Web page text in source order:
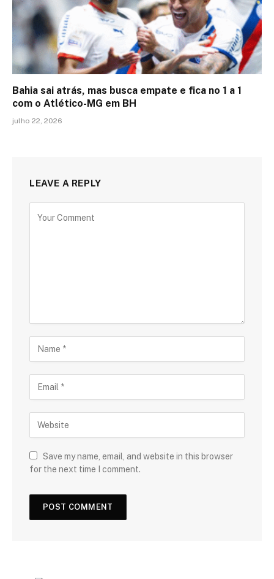
Bahia sai atrás, mas busca empate e fica no 1 a 1
com o Atlético-MG em BH
julho 22, 2026
LEAVE A REPLY
Save my name, email, and website in this browser
for the next time I comment.